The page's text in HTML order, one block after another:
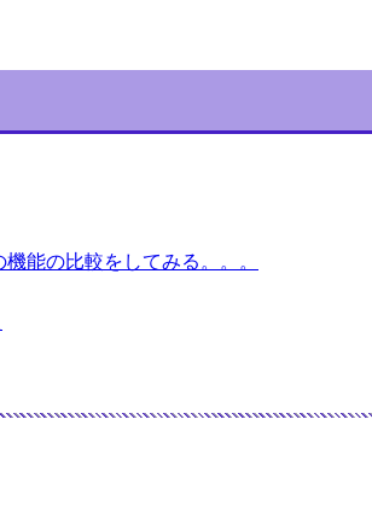
能の比較をしてみる。。。